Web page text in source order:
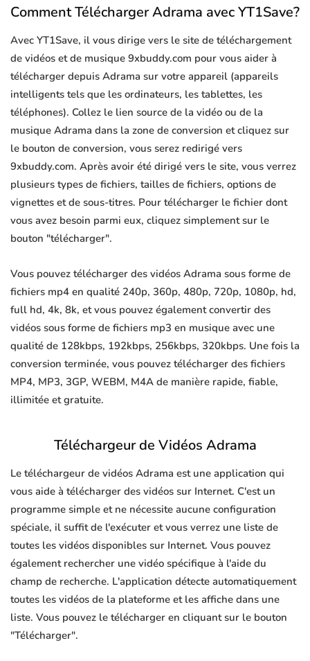
Comment Télécharger Adrama avec YT1Save?
Avec YT1Save, il vous dirige vers le site de téléchargement
de vidéos et de musique 9xbuddy.com pour vous aider à
télécharger depuis Adrama sur votre appareil (appareils
intelligents tels que les ordinateurs, les tablettes, les
téléphones). Collez le lien source de la vidéo ou de la
musique Adrama dans la zone de conversion et cliquez sur
le bouton de conversion, vous serez redirigé vers
9xbuddy.com. Après avoir été dirigé vers le site, vous verrez
plusieurs types de fichiers, tailles de fichiers, options de
vignettes et de sous-titres. Pour télécharger le fichier dont
vous avez besoin parmi eux, cliquez simplement sur le
bouton "télécharger".
Vous pouvez télécharger des vidéos Adrama sous forme de
fichiers mp4 en qualité 240p, 360p, 480p, 720p, 1080p, hd,
full hd, 4k, 8k, et vous pouvez également convertir des
vidéos sous forme de fichiers mp3 en musique avec une
qualité de 128kbps, 192kbps, 256kbps, 320kbps. Une fois la
conversion terminée, vous pouvez télécharger des fichiers
MP4, MP3, 3GP, WEBM, M4A de manière rapide, fiable,
illimitée et gratuite.
Téléchargeur de Vidéos Adrama
Le téléchargeur de vidéos Adrama est une application qui
vous aide à télécharger des vidéos sur Internet. C'est un
programme simple et ne nécessite aucune configuration
spéciale, il suffit de l'exécuter et vous verrez une liste de
toutes les vidéos disponibles sur Internet. Vous pouvez
également rechercher une vidéo spécifique à l'aide du
champ de recherche. L'application détecte automatiquement
toutes les vidéos de la plateforme et les affiche dans une
liste. Vous pouvez le télécharger en cliquant sur le bouton
"Télécharger".